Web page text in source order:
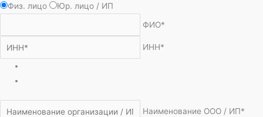
Физ. лицо Юр. лицо / ИП
ФИО*
ИНН*
Наименование ООО / ИП*